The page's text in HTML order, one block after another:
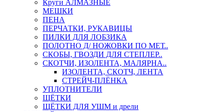
Круги АЛМАЗНЫЕ
МЕШКИ
ПЕНА
ПЕРЧАТКИ, РУКАВИЦЫ
ПИЛКИ ДЛЯ ЛОБЗИКА
ПОЛОТНО Д/ НОЖОВКИ ПО МЕТ..
СКОБЫ, ГВОЗДИ ДЛЯ СТЕПЛЕР..
СКОТЧИ, ИЗОЛЕНТА, МАЛЯРНА..
ИЗОЛЕНТА, СКОТЧ, ЛЕНТА
СТРЕЙЧ-ПЛЁНКА
УПЛОТНИТЕЛИ
ЩЁТКИ
ЩЁТКИ ДЛЯ УШМ и дрели